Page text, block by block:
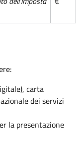
carta
dei servizi
la presentazione